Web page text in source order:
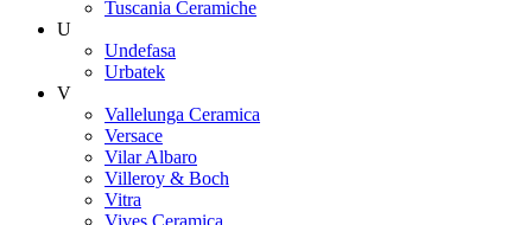
Tuscania Ceramiche
U
Undefasa
Urbatek
V
Vallelunga Ceramica
Versace
Vilar Albaro
Villeroy & Boch
Vitra
Vives Ceramica